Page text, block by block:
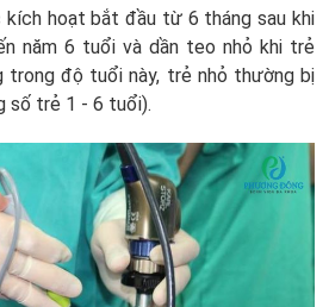
kích hoạt bắt đầu từ 6 tháng sau khi
năm 6 tuổi và dần teo nhỏ khi trẻ
trong độ tuổi này, trẻ nhỏ thường bị
số trẻ 1 - 6 tuổi).